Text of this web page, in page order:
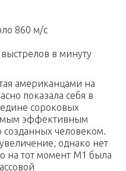
860 м/с
в минуту
американцами на
показала себя в
сороковых
эффективным
созданных человеком.
однако нет
на тот момент M1 была